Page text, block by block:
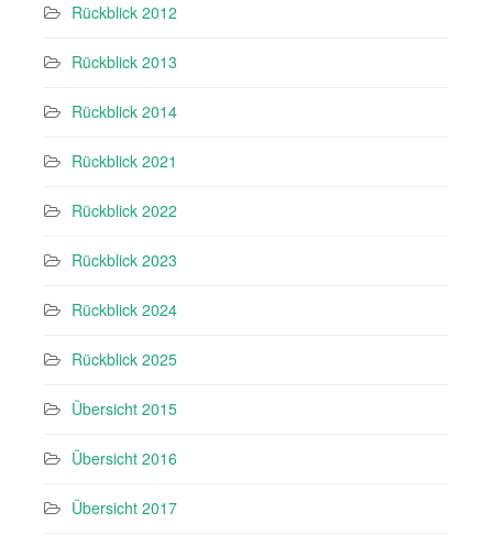
Rückblick 2012
Rückblick 2013
Rückblick 2014
Rückblick 2021
Rückblick 2022
Rückblick 2023
Rückblick 2024
Rückblick 2025
Übersicht 2015
Übersicht 2016
Übersicht 2017